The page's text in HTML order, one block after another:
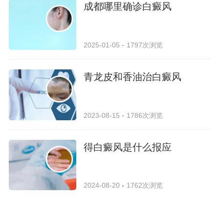
成都哪里确诊白癜风
2025-01-05 1797次浏览
青龙皮和香油治白癜风
2023-08-15 1786次浏览
得白癜风是什么报应
2024-08-20 1762次浏览